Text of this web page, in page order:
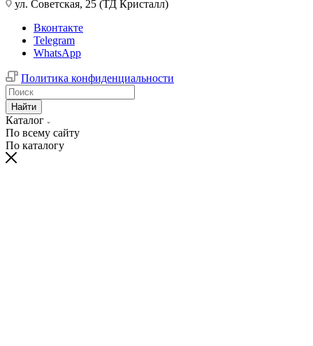
ул. Советская, 25 (ТД Кристалл)
Вконтакте
Telegram
WhatsApp
Политика конфиденциальности
Найти
Каталог
По всему сайту
По каталогу